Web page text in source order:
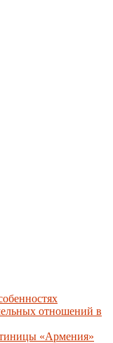
отношений в
«Армения»